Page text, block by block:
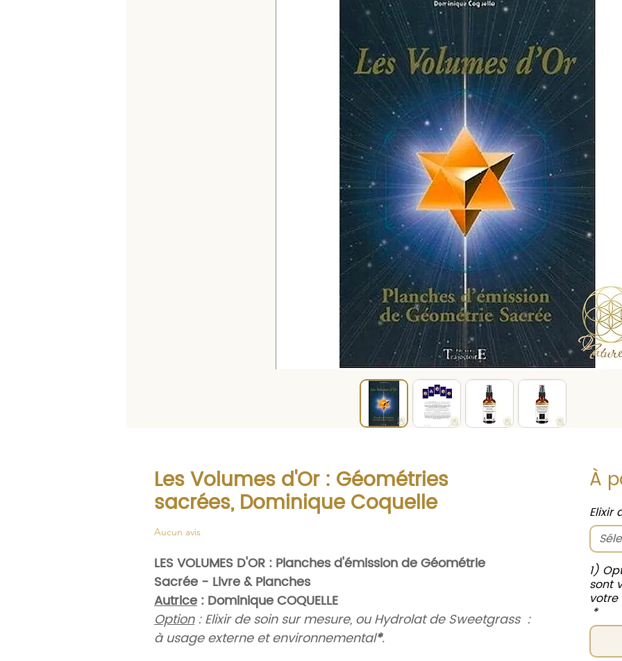
Les Volumes d'Or : Géométries
sacrées, Dominique Coquelle
Aucun avis
LES VOLUMES D'OR : Planches d'émission de Géométrie
Sacrée - Livre & Planches
Autrice : Dominique COQUELLE
Option: Elixir de soin sur mesure, ou Hydrolat de Sweetgrass :
à usage externe et environnemental*.
À
Elixir
1)
sont
*